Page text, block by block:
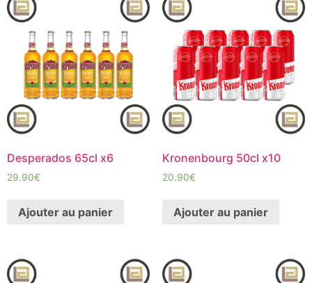
Desperados 65cl x6
29.90€
Ajouter au panier
Kronenbourg 50cl x10
20.90€
Ajouter au panier